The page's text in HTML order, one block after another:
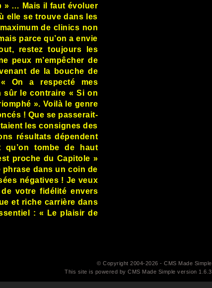
» … Mais il faut évoluer
elle se trouve dans les
de clinics non
parce qu’on a envie
restez toujours les
peux m’empêcher de
de la bouche de
On a respecté mes
sûr le contraire « Si on
». Voilà le genre
! Que se passerait-
les consignes des
résultats dépendent
qu’on tombe de haut
proche du Capitole »
dans un coin de
négatives ! Je veux
votre fidélité envers
et riche carrière dans
: « Le plaisir de
© Copyright 2004-2026 - CMS Made Simple
This site is powered byCMS Made Simple version 1.6.3